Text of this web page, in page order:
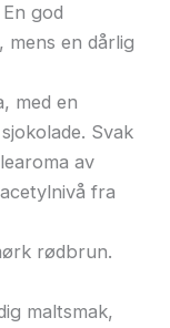
god
en dårlig
med en
Svak
av
fra
rødbrun.
maltsmak,